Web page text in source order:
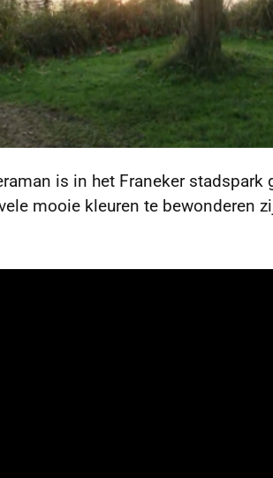
is in het Franeker
mooie kleuren te bewonderen